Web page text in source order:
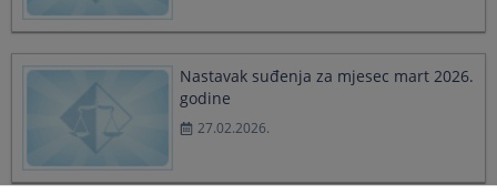
Nastavak suđenja za mjesec mart 2026.
godine
27.02.2026.